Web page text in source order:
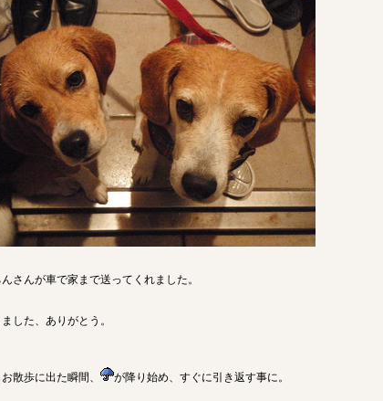
さんが車で家まで送ってくれました。
した、ありがとう。
散歩に出た瞬間、 が降り始め、すぐに引き返す事に。